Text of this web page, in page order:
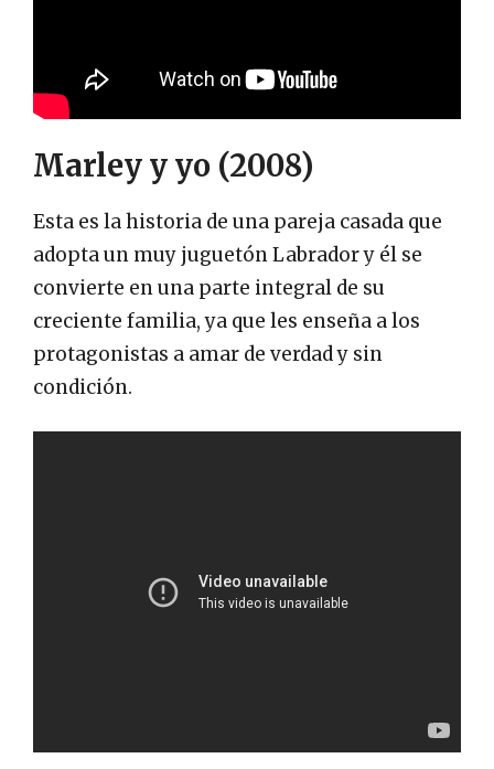
Marley y yo (2008)
Esta es la historia de una pareja casada que
adopta un muy juguetón Labrador y él se
convierte en una parte integral de su
creciente familia, ya que les enseña a los
protagonistas a amar de verdad y sin
condición.